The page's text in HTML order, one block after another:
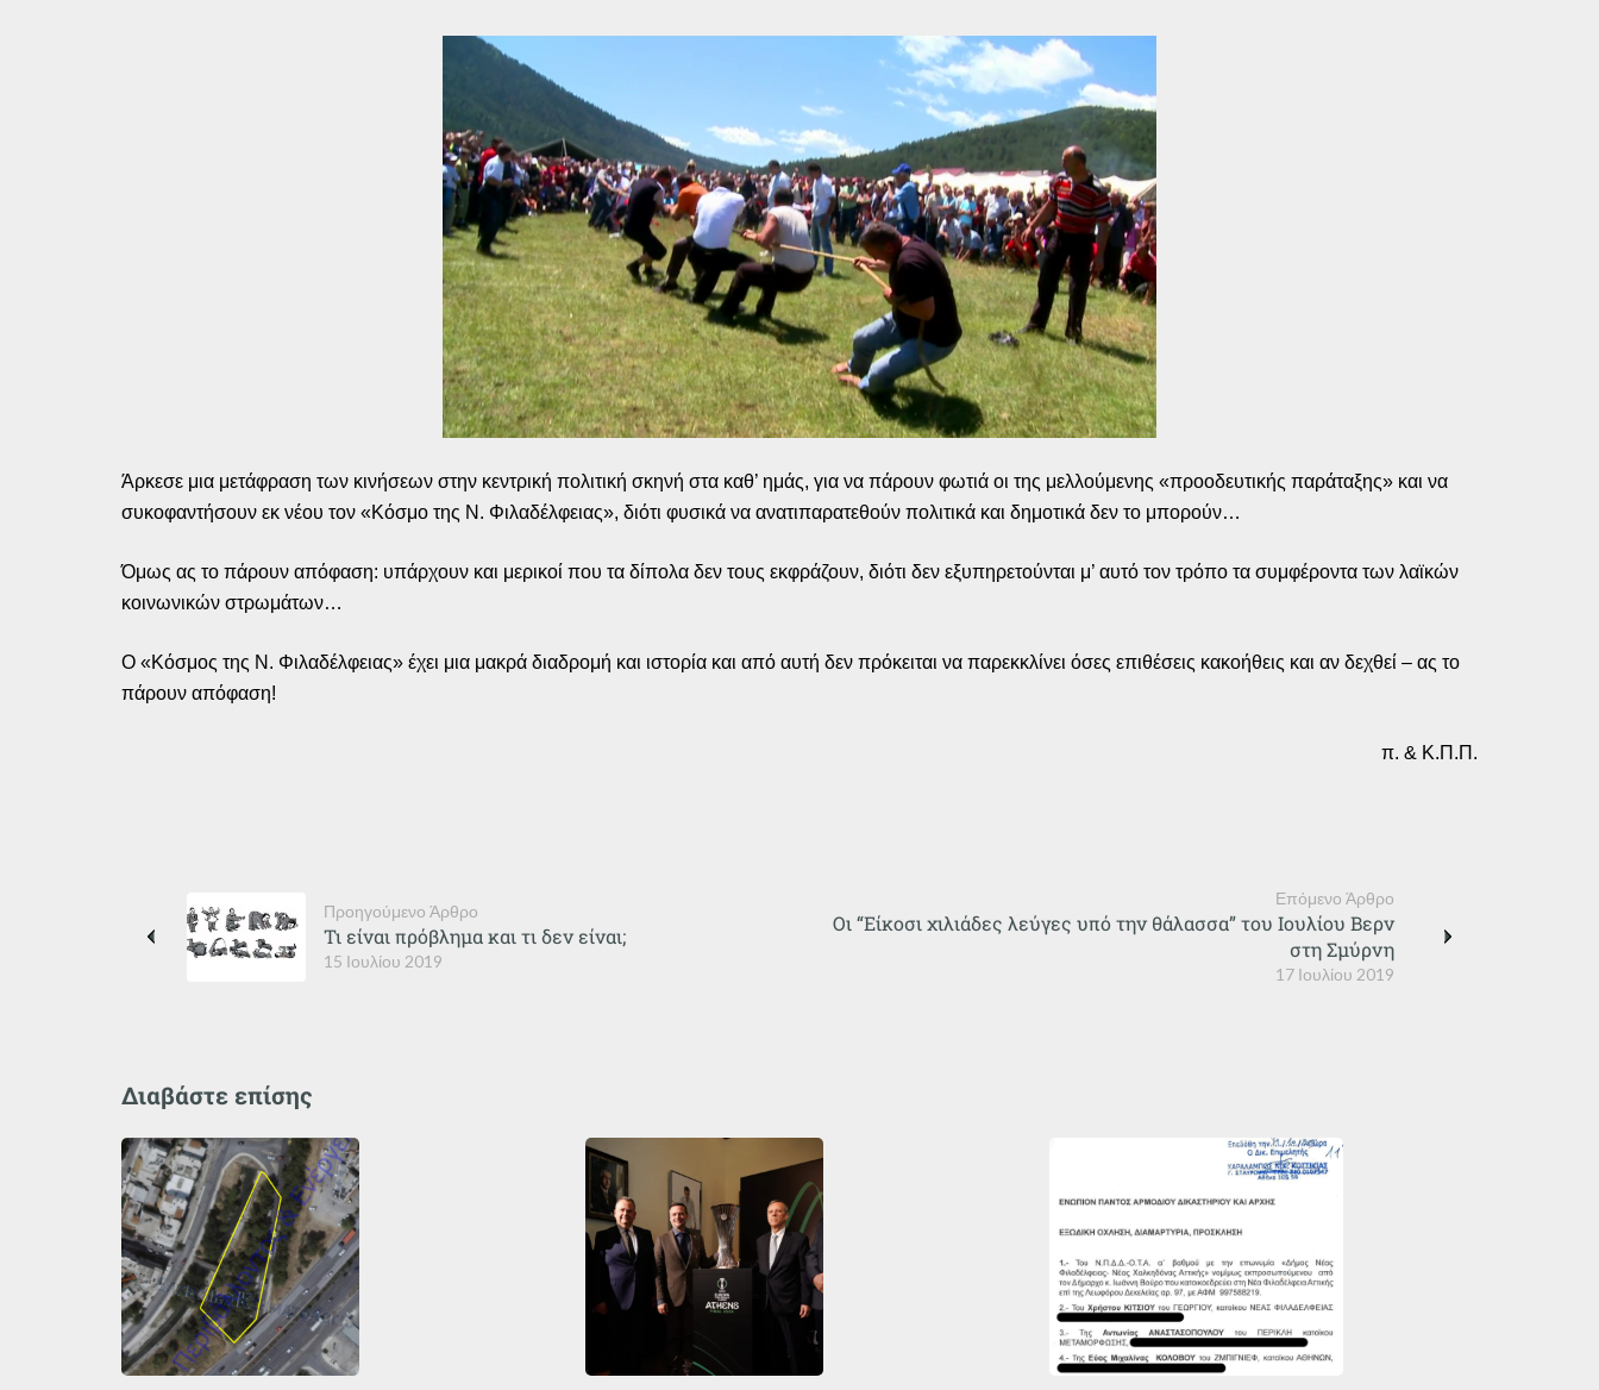
Άρκεσε μια μετάφραση των κινήσεων στην κεντρική πολιτική σκηνή στα καθ’ ημάς, για να πάρουν φωτιά οι της μελλούμενης «προοδευτικής παράταξης» και να
συκοφαντήσουν εκ νέου τον «Κόσμο της Ν. Φιλαδέλφειας», διότι φυσικά να ανατιπαρατεθούν πολιτικά και δημοτικά δεν το μπορούν…
Όμως ας το πάρουν απόφαση: υπάρχουν και μερικοί που τα δίπολα δεν τους εκφράζουν, διότι δεν εξυπηρετούνται μ’ αυτό τον τρόπο τα συμφέροντα των λαϊκών
κοινωνικών στρωμάτων…
Ο «Κόσμος της Ν. Φιλαδέλφειας» έχει μια μακρά διαδρομή και ιστορία και από αυτή δεν πρόκειται να παρεκκλίνει όσες επιθέσεις κακοήθεις και αν δεχθεί – ας το
πάρουν απόφαση!
π. & Κ.Π.Π.
Προηγούμενο Άρθρο
15 Ιουλίου 2019
Τι είναι πρόβλημα και τι δεν είναι;
Επόμενο Άρθρο
17 Ιουλίου 2019
Οι “Είκοσι χιλιάδες λεύγες υπό την θάλασσα” του Ιουλίου Βερν
στη Σμύρνη
Διαβάστε επίσης